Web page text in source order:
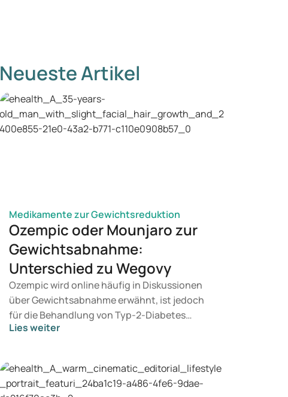
Neueste Artikel
Medikamente zur Gewichtsreduktion
Ozempic oder Mounjaro zur
Gewichtsabnahme:
Unterschied zu Wegovy
Ozempic wird online häufig in Diskussionen
über Gewichtsabnahme erwähnt, ist jedoch
für die Behandlung von Typ-2-Diabetes
vorgesehen. Wenn Sie eine Therapie zur
Betracht. Welche Behandlung für Sie geeignet
ist, entscheidet ein Arzt auf Grundlage Ihrer
Lies weiter